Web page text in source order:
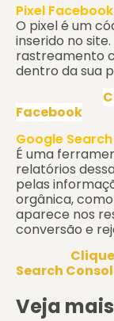
Pixel Facebook
O pixel é um
inserido no
rastreamento
dentro da sua
Facebook
Google
É uma
relatórios
pelas
orgânica,
aparece nos
conversão e
Clique
Search
Veja